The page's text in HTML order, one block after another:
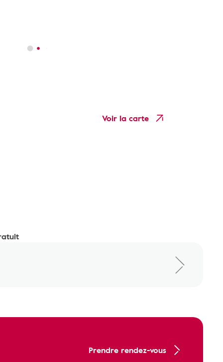
Voir la carte
Prendre rendez-vous